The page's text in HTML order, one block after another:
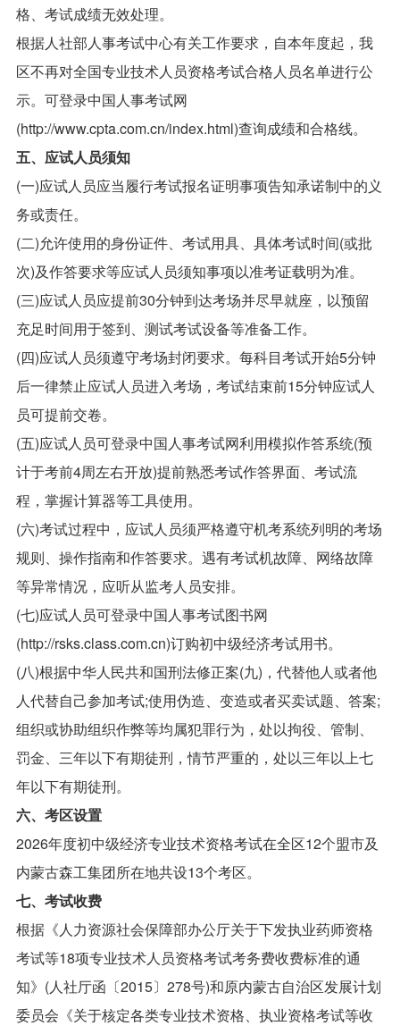
格、考试成绩无效处理。
根据人社部人事考试中心有关工作要求，自本年度起，我
区不再对全国专业技术人员资格考试合格人员名单进行公
示。可登录中国人事考试网
(http://www.cpta.com.cn/index.html)查询成绩和合格线。
五、应试人员须知
(一)应试人员应当履行考试报名证明事项告知承诺制中的义
务或责任。
(二)允许使用的身份证件、考试用具、具体考试时间(或批
次)及作答要求等应试人员须知事项以准考证载明为准。
(三)应试人员应提前30分钟到达考场并尽早就座，以预留
充足时间用于签到、测试考试设备等准备工作。
(四)应试人员须遵守考场封闭要求。每科目考试开始5分钟
后一律禁止应试人员进入考场，考试结束前15分钟应试人
员可提前交卷。
(五)应试人员可登录中国人事考试网利用模拟作答系统(预
计于考前4周左右开放)提前熟悉考试作答界面、考试流
程，掌握计算器等工具使用。
(六)考试过程中，应试人员须严格遵守机考系统列明的考场
规则、操作指南和作答要求。遇有考试机故障、网络故障
等异常情况，应听从监考人员安排。
(七)应试人员可登录中国人事考试图书网
(http://rsks.class.com.cn)订购初中级经济考试用书。
(八)根据中华人民共和国刑法修正案(九)，代替他人或者他
人代替自己参加考试;使用伪造、变造或者买卖试题、答案;
组织或协助组织作弊等均属犯罪行为，处以拘役、管制、
罚金、三年以下有期徒刑，情节严重的，处以三年以上七
年以下有期徒刑。
六、考区设置
2026年度初中级经济专业技术资格考试在全区12个盟市及
内蒙古森工集团所在地共设13个考区。
七、考试收费
根据《人力资源社会保障部办公厅关于下发执业药师资格
考试等18项专业技术人员资格考试考务费收费标准的通
知》(人社厅函〔2015〕278号)和原内蒙古自治区发展计划
委员会《关于核定各类专业技术资格、执业资格考试等收